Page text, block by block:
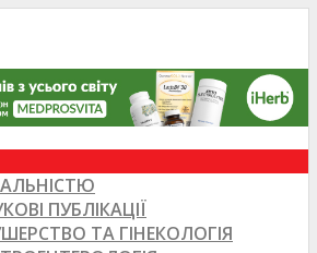
ПУБЛІКАЦІЇ
ТА ГІНЕКОЛОГІЯ